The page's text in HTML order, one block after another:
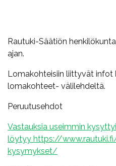
Rautuki-Säätiön
ajan.
Lomakohteisiin liittyvät
lomakohteet- välilehdeltä.
Peruutusehdot
Vastauksia useimmin
löytyy https://
kysymykset/